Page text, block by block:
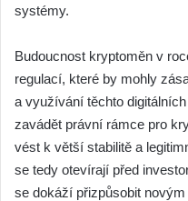
systémy.
Budoucnost kryptoměn v
regulací, které by mohly
a využívání těchto
zavádět právní rámce pro
vést k větší stabilitě a
se tedy otevírají před
se dokáží přizpůsobit